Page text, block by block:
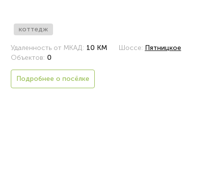
коттедж
Удаленность от МКАД: 10 КМ Шоссе: Пятницкое
Объектов: 0
Подробнее о посёлке